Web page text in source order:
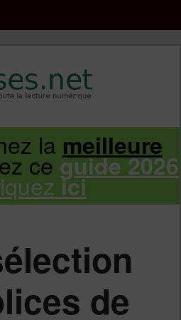
Kindle, Kobo,
la meilleure
ceguide 2026
ici
de